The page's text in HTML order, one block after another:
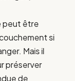
peut être
si
Mais il
préserver
de